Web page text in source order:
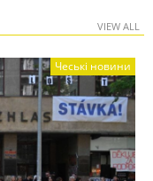
VIEW ALL
Чеські новини